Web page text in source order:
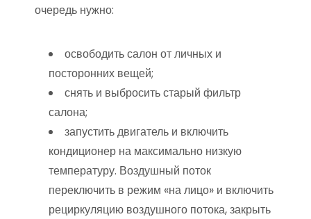
очередь нужно:
освободить салон от личных и
посторонних вещей;
снять и выбросить старый фильтр
салона;
запустить двигатель и включить
кондиционер на максимально низкую
температуру. Воздушный поток
переключить в режим «на лицо» и включить
рециркуляцию воздушного потока, закрыть